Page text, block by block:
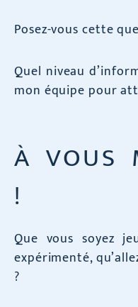
Posez-vous cette
Quel niveau
mon équipe pour
À VOUS
!
Que vous soyez
expérimenté,
?